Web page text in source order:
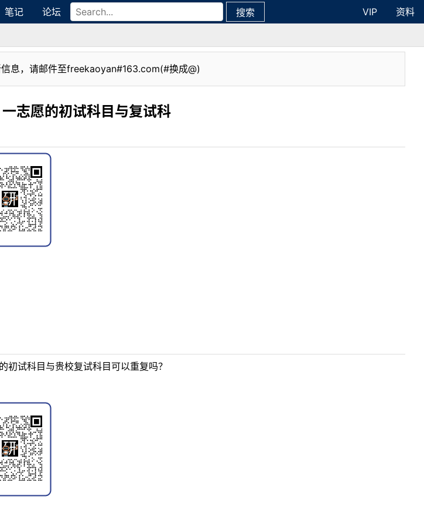
笔记 论坛 搜索 VIP
资料
息，请邮件至freekaoyan#163.com(#换成@)
志愿的初试科目与复试科
试科目与贵校复试科目可以重复吗？